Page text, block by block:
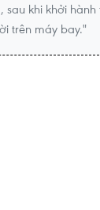
khi khởi
trên máy bay."